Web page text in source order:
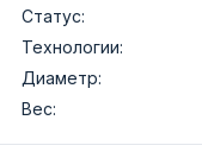
Статус:
Технологии:
Диаметр:
Вес: